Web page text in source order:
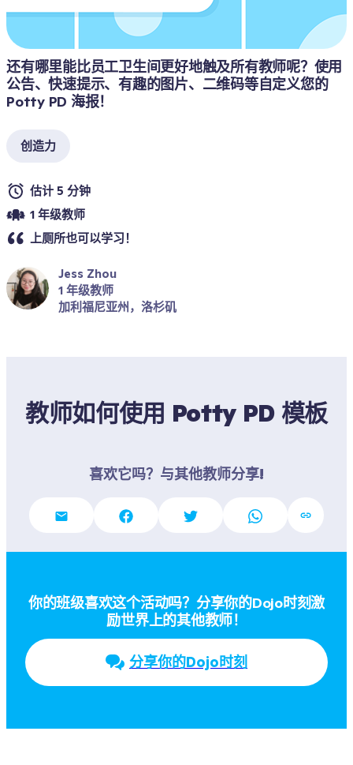
还有哪里能比员工卫生间更好地触及所有教师呢？使用
公告、快速提示、有趣的图片、二维码等自定义您的
Potty PD 海报！
创造力
估计 5 分钟
1 年级教师
上厕所也可以学习！
Jess Zhou
1 年级教师
加利福尼亚州，洛杉矶
教师如何使用 Potty PD 模板
喜欢它吗？与其他教师分享!
你的班级喜欢这个活动吗？分享你的Dojo时刻激
励世界上的其他教师！
分享你的Dojo时刻